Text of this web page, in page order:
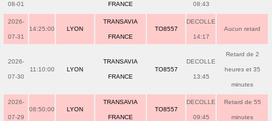
08-01 FRANCE 08:43
2026-
07-31
14:25:00 LYON
TRANSAVIA
FRANCE
TO8557
DECOLLE
14:17
Aucun retard
2026-
07-30
11:10:00 LYON
TRANSAVIA
FRANCE
TO8557
DECOLLE
13:45
Retard de 2
heures et 35
minutes
2026-
07-29
08:50:00 LYON
TRANSAVIA
FRANCE
TO8557
DECOLLE
09:45
Retard de 55
minutes